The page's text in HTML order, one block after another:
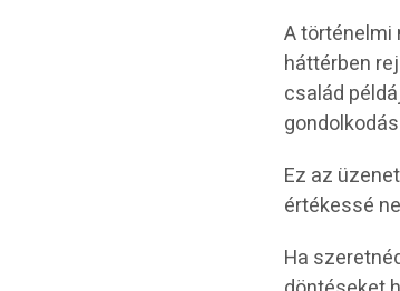
A történelmi
háttérben
család
Ez az
értékessé
Ha